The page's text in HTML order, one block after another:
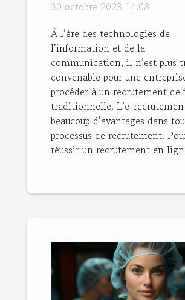
30 octobre 2023 14:08
À l’ère des technologies de
l’information et de la
communication, il n’est plus
convenable pour une
procéder à un recrutement de
traditionnelle. L’e-
beaucoup d’avantages dans
processus de recrutement.
réussir un recrutement en